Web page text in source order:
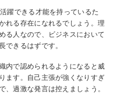
躍できる才能を持っているた
れる存在になれるでしょう。理
る人なので、ビジネスにおいて
できるはずです。
内で認められるようになると威
ます。自己主張が強くなりすぎ
、過激な発言は控えましょう。